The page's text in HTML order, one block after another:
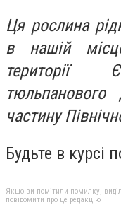
Ця рослина
в нашій
території
частину
Будьте в курсі
Якщо ви помітили помилку,
повідомити про це редакцію